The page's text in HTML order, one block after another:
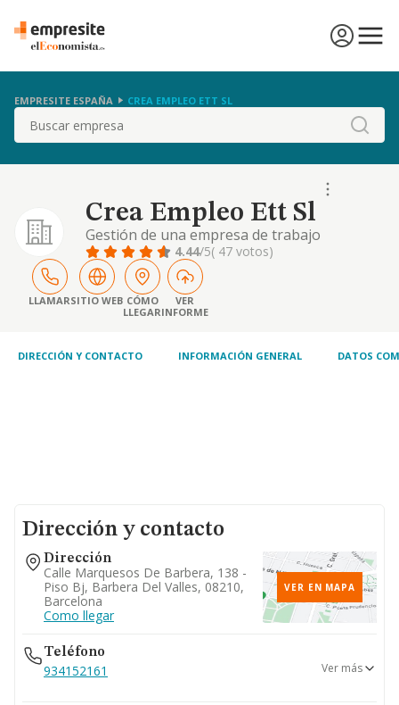
EMPRESITE ESPAÑA CREA EMPLEO ETT SL
Buscar
Crea Empleo Ett Sl
Gestión de una empresa de trabajo
temporal
4.44/5( 47 votos)
LLAMARSITIO WEB CÓMO
LLEGAR
VER
INFORME
DIRECCIÓN Y CONTACTO INFORMACIÓN GENERAL DATOS
Dirección y contacto
Dirección
Calle Marquesos De Barbera, 138 -
Piso Bj, Barbera Del Valles, 08210,
Barcelona
Como llegar
VER EN MAPA
Teléfono
934152161 Ver más